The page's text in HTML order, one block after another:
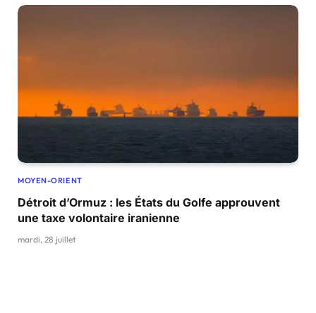
MOYEN-ORIENT
Détroit d’Ormuz : les États du Golfe approuvent
une taxe volontaire iranienne
mardi, 28 juillet